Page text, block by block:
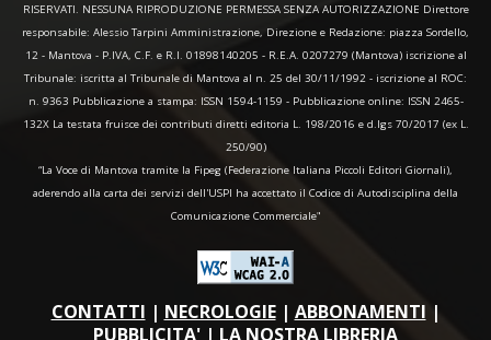
RISERVATI. NESSUNA RIPRODUZIONE PERMESSA SENZA AUTORIZZAZIONE Direttore
responsabile: Alessio Tarpini Amministrazione, Direzione e Redazione: piazza Sordello,
12 - Mantova - P.IVA, C.F. e R.I. 01898140205 - R.E.A. 0207279 (Mantova) iscrizione al
Tribunale: iscritta al Tribunale di Mantova al n. 25 del 30/11/1992 - iscrizione al ROC:
n. 9363 Pubblicazione a stampa: ISSN 1594-1159 - Pubblicazione online: ISSN 2465-
132X La testata fruisce dei contributi diretti editoria L. 198/2016 e d.lgs 70/2017 (ex L.
250/90)
“La Voce di Mantova tramite la Fipeg (Federazione Italiana Piccoli Editori Giornali),
aderendo alla carta dei servizi dell'USPI ha accettato il Codice di Autodisciplina della
Comunicazione Commerciale"
CONTATTI | NECROLOGIE| ABBONAMENTI |
PUBBLICITA' | LA NOSTRA LIBRERIA